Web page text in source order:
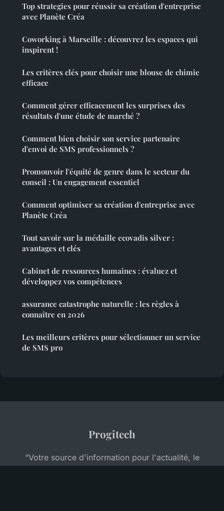
Top strategies pour réussir sa création d'entreprise
avec Planète Créa
Coworking à Marseille : découvrez les espaces qui
inspirent !
Les critères clés pour choisir une blouse de chimie
efficace
Comment gérer efficacement les surprises des
résultats d'une étude de marché ?
Comment bien choisir son service partenaire
d'envoi de SMS professionnels ?
Promouvoir l'équité de genre dans le secteur du
conseil : Un engagement essentiel
Comment optimiser sa création d'entreprise avec
Planète Créa
Tout savoir sur la médaille ecovadis silver :
avantages et clés
Cabinet de ressources humaines : évaluez et
développez vos compétences
assurance catastrophe naturelle : les règles à
connaître en 2026
Les meilleurs critères pour sélectionner un service
de SMS pro
Progitech
“Votre source d'information pour l'actualité, le